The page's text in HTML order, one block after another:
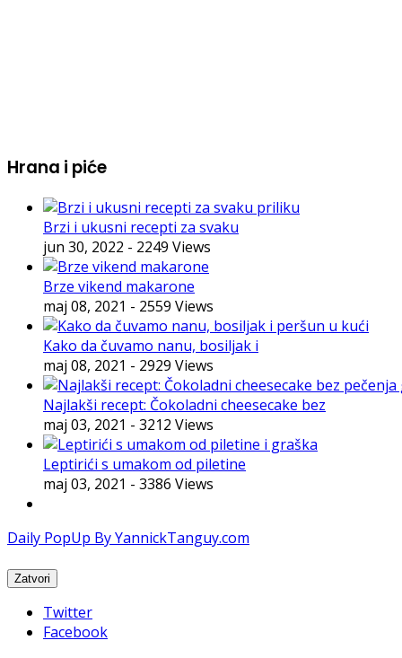
Hrana i piće
Brzi i ukusni recepti za svaku
jun 30, 2022 - 2249 Views
Brze vikend makarone
maj 08, 2021 - 2559 Views
Kako da čuvamo nanu, bosiljak i
maj 08, 2021 - 2929 Views
Najlakši recept: Čokoladni cheesecake bez
maj 03, 2021 - 3212 Views
Leptirići s umakom od piletine
maj 03, 2021 - 3386 Views
Daily PopUp By YannickTanguy.com
Twitter
Facebook